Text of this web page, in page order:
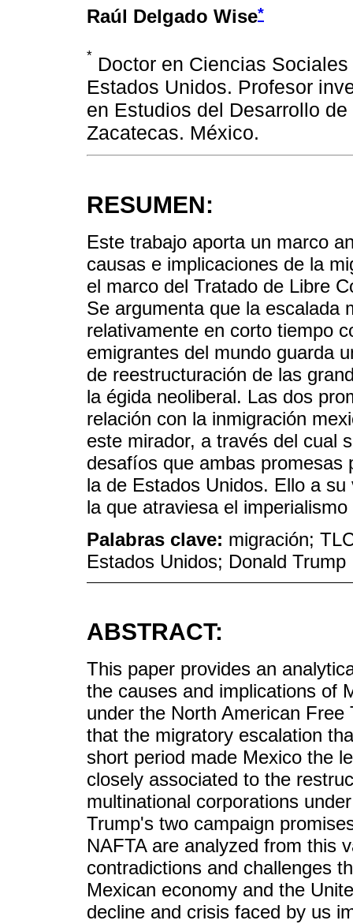
Raúl Delgado Wise*
* Doctor en Ciencias
Estados Unidos. Profesor
en Estudios del Desarrollo
Zacatecas. México.
RESUMEN:
Este trabajo aporta un marco
causas e implicaciones de la
el marco del Tratado de Libre
Se argumenta que la escalada
relativamente en corto tiempo
emigrantes del mundo guarda
de reestructuración de las
la égida neoliberal. Las dos
relación con la inmigración
este mirador, a través del cual
desafíos que ambas promesas
la de Estados Unidos. Ello a
la que atraviesa el
Palabras clave: migración;
Estados Unidos; Donald Trump
ABSTRACT:
This paper provides an
the causes and implications of
under the North American
that the migratory escalation
short period made Mexico the
closely associated to the
multinational corporations
Trump's two campaign
NAFTA are analyzed from this
contradictions and challenges
Mexican economy and the
decline and crisis faced by us